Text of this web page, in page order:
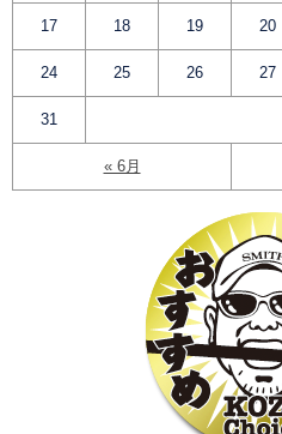
« 6月
17 18 19 20
24 25 26 27
31